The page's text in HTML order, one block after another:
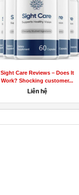
Sight Care Reviews – Does It
Work? Shocking customer...
Liên hệ